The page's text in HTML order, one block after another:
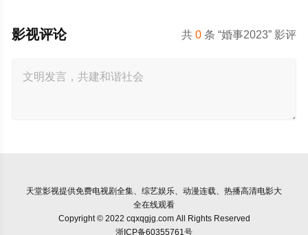
共0 条 “婚事2023” 影评
影视评论
天堂影视提供免费电视剧全集、综艺娱乐、动漫连载、热播高清电影大
全在线观看
Copyright © 2022 cqxqgjg.com All Rights Reserved
浙ICP备60355761号